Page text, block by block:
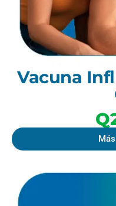
Vacuna